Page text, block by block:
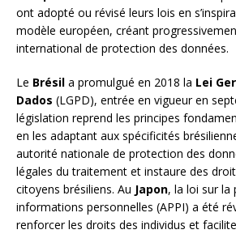
ont adopté ou révisé leurs lois en
modèle européen, créant
international de protection des données.
Le Brésil a promulgué en 2018 la Lei
Dados (LGPD), entrée en vigueur en
législation reprend les principes
en les adaptant aux spécificités
autorité nationale de protection des
légales du traitement et instaure des
citoyens brésiliens. Au Japon, la loi sur la
informations personnelles (APPI) a été
renforcer les droits des individus et